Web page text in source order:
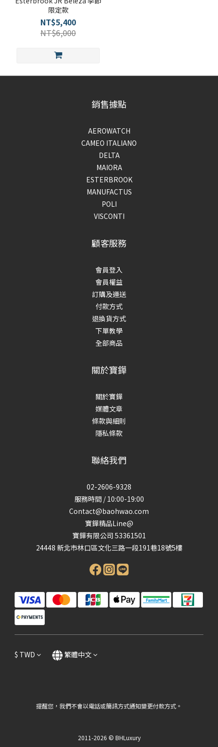
限定款
NT$5,400
NT$6,000
銷售據點
AEROWATCH
CAMEO ITALIANO
DELTA
MAIORA
ESTERBROOK
MANUFACTUS
POLI
VISCONTI
顧客服務
會員登入
會員權益
訂購及運送
付款方式
退換貨方式
下單教學
全部商品
關於寶鏵
關於寶鏵
媒體文章
條款與細則
隱私條款
聯絡我們
02-2606-9328
服務時間 / 10:00-19:00
Contact@baohwao.com
寶鏵精品Line@
寶鏵有限公司 53361501
24448 新北市林口區文化三路一段191巷18號5樓
$ TWD 繁體中文
提醒您，我們不會以電話或簡訊方式通知變更付款方式。
2011-2026 © BHLuxury